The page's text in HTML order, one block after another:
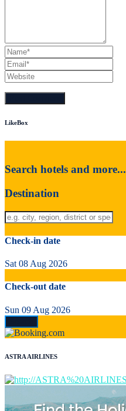
LikeBox
Search hotels and more...
Destination
Check-in date
Sat 08 Aug 2026
Check-out date
Sun 09 Aug 2026
ASTRA AIRLINES